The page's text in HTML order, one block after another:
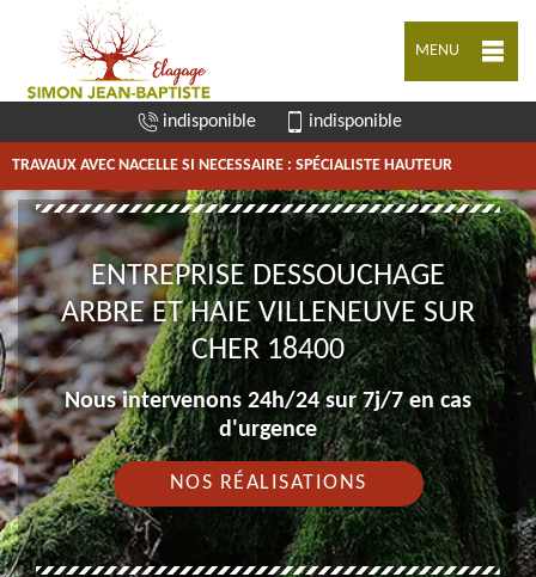
MENU
indisponible indisponible
TRAVAUX AVEC NACELLE SI NECESSAIRE : SPÉCIALISTE HAUTEUR
ENTREPRISE DESSOUCHAGE
ARBRE ET HAIE VILLENEUVE SUR
CHER 18400
Nous intervenons 24h/24 sur 7j/7 en cas
d'urgence
NOS RÉALISATIONS